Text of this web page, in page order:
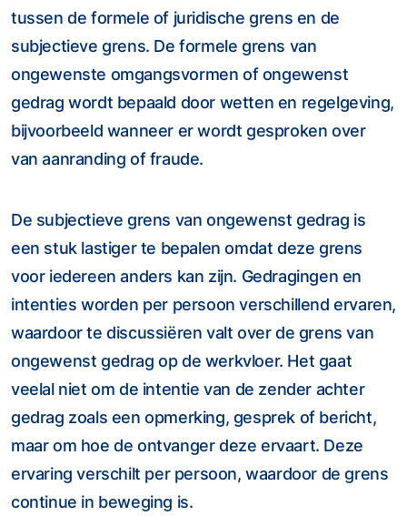
tussen de formele of juridische grens en de
subjectieve grens. De formele grens van
ongewenste omgangsvormen of ongewenst
gedrag wordt bepaald door wetten en regelgeving,
bijvoorbeeld wanneer er wordt gesproken over
van aanranding of fraude.
De subjectieve grens van ongewenst gedrag is
een stuk lastiger te bepalen omdat deze grens
voor iedereen anders kan zijn. Gedragingen en
intenties worden per persoon verschillend ervaren,
waardoor te discussiëren valt over de grens van
ongewenst gedrag op de werkvloer. Het gaat
veelal niet om de intentie van de zender achter
gedrag zoals een opmerking, gesprek of bericht,
maar om hoe de ontvanger deze ervaart. Deze
ervaring verschilt per persoon, waardoor de grens
continue in beweging is.